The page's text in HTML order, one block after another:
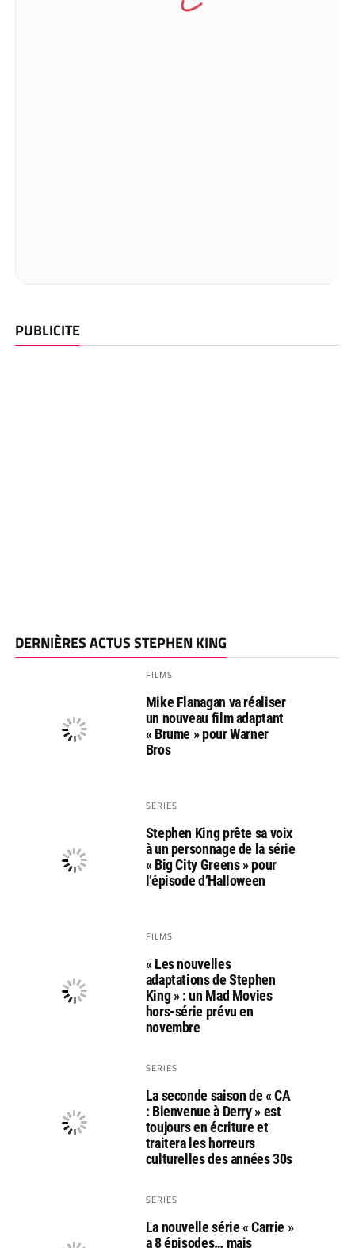
PUBLICITE
DERNIÈRES ACTUS STEPHEN KING
FILMS
Mike Flanagan va réaliser
un nouveau film adaptant
« Brume » pour Warner
Bros
SERIES
Stephen King prête sa voix
à un personnage de la série
« Big City Greens » pour
l’épisode d’Halloween
FILMS
« Les nouvelles
adaptations de Stephen
King » : un Mad Movies
hors-série prévu en
novembre
SERIES
La seconde saison de « CA
: Bienvenue à Derry » est
toujours en écriture et
traitera les horreurs
culturelles des années 30s
SERIES
La nouvelle série « Carrie »
a 8 épisodes… mais